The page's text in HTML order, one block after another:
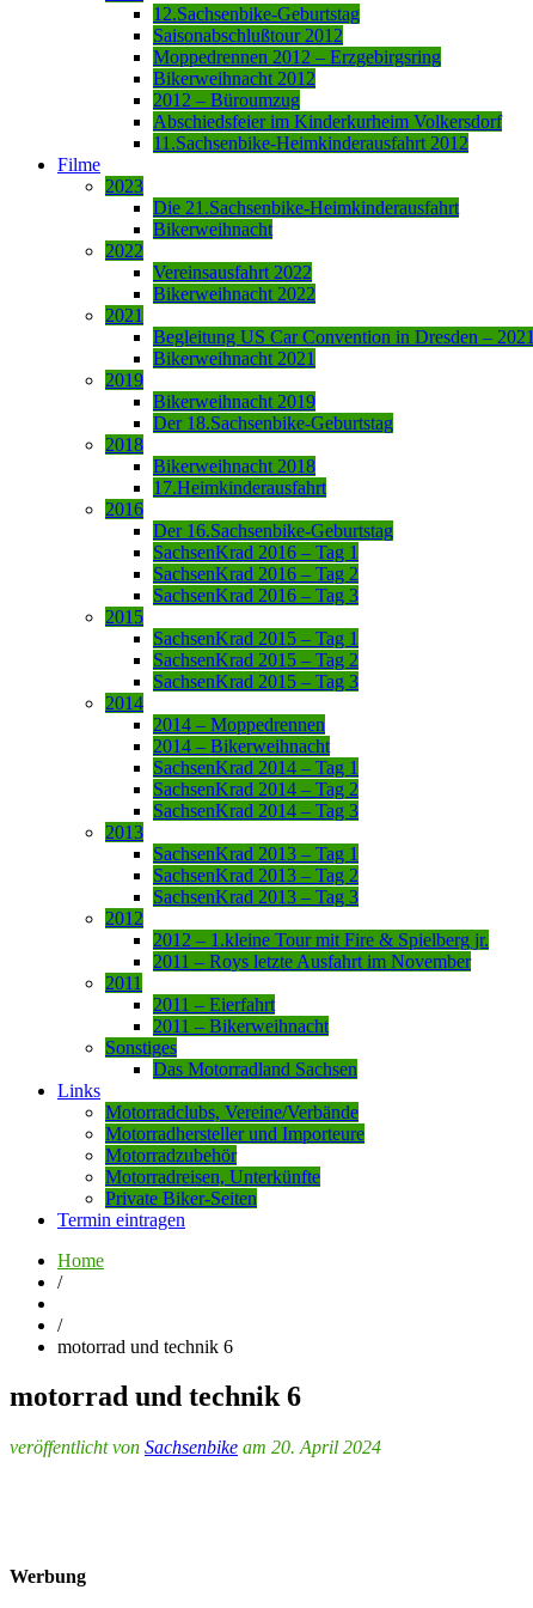
12.Sachsenbike-Geburtstag
Saisonabschlußtour 2012
Moppedrennen 2012 – Erzgebirgsring
Bikerweihnacht 2012
2012 – Büroumzug
Abschiedsfeier im Kinderkurheim Volkersdorf
11.Sachsenbike-Heimkinderausfahrt 2012
Filme
2023
Die 21.Sachsenbike-Heimkinderausfahrt
Bikerweihnacht
2022
Vereinsausfahrt 2022
Bikerweihnacht 2022
2021
Begleitung US Car Convention in Dresden – 2021
Bikerweihnacht 2021
2019
Bikerweihnacht 2019
Der 18.Sachsenbike-Geburtstag
2018
Bikerweihnacht 2018
17.Heimkinderausfahrt
2016
Der 16.Sachsenbike-Geburtstag
SachsenKrad 2016 – Tag 1
SachsenKrad 2016 – Tag 2
SachsenKrad 2016 – Tag 3
2015
SachsenKrad 2015 – Tag 1
SachsenKrad 2015 – Tag 2
SachsenKrad 2015 – Tag 3
2014
2014 – Moppedrennen
2014 – Bikerweihnacht
SachsenKrad 2014 – Tag 1
SachsenKrad 2014 – Tag 2
SachsenKrad 2014 – Tag 3
2013
SachsenKrad 2013 – Tag 1
SachsenKrad 2013 – Tag 2
SachsenKrad 2013 – Tag 3
2012
2012 – 1.kleine Tour mit Fire & Spielberg jr.
2011 – Roys letzte Ausfahrt im November
2011
2011 – Eierfahrt
2011 – Bikerweihnacht
Sonstiges
Das Motorradland Sachsen
Links
Motorradclubs, Vereine/Verbände
Motorradhersteller und Importeure
Motorradzubehör
Motorradreisen, Unterkünfte
Private Biker-Seiten
Termin eintragen
Home
/
/
motorrad und technik 6
motorrad und technik 6
veröffentlicht von Sachsenbike am 20. April 2024
Werbung